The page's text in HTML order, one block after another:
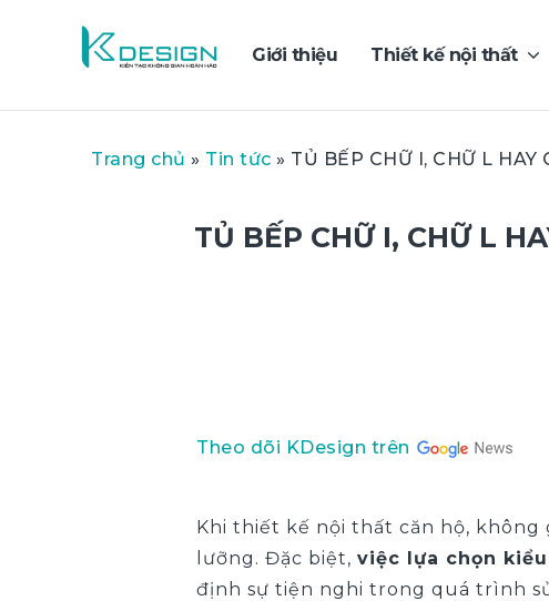
Giới thiệu Thiết kế nội thất
Trang chủ » Tin tức » TỦ BẾP CHỮ I, CHỮ L
TỦ BẾP CHỮ I, CHỮ L
Theo dõi KDesign trên
Khi thiết kế nội thất căn hộ,
lưỡng. Đặc biệt, việc lựa chọn
định sự tiện nghi trong quá trình